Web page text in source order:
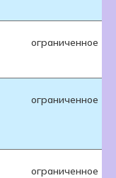
ограниченное
ограниченное
ограниченное